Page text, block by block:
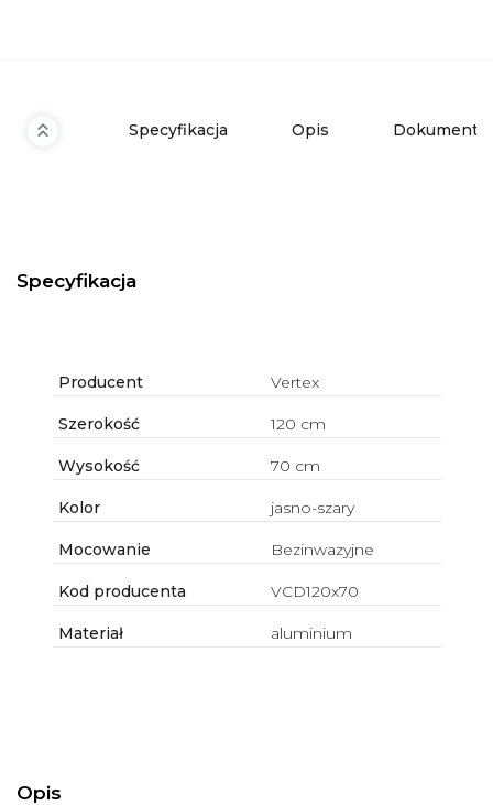
Specyfikacja Opis Dokumenty
Specyfikacja
Producent Vertex
Szerokość 120 cm
Wysokość 70 cm
Kolor jasno-szary
Mocowanie Bezinwazyjne
Kod producenta VCD120x70
Materiał aluminium
Opis